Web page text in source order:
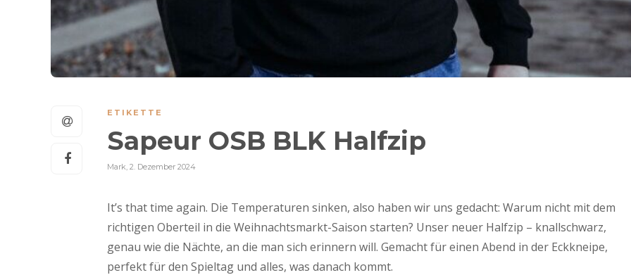
ETIKETTE
Sapeur OSB BLK Halfzip
Mark 2. Dezember 2024
It’s that time again. Die Temperaturen sinken, also haben wir uns gedacht: Warum nicht mit dem
richtigen Oberteil in die Weihnachtsmarkt-Saison starten? Unser neuer Halfzip – knallschwarz,
genau wie die Nächte, an die man sich erinnern will. Gemacht für einen Abend in der Eckkneipe,
perfekt für den Spieltag und alles, was danach kommt.